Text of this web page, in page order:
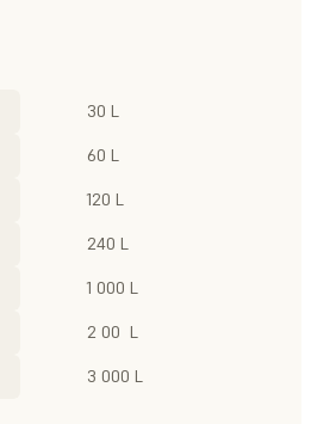
30 L
60 L
120 L
240 L
1 000 L
2 00 L
3 000 L